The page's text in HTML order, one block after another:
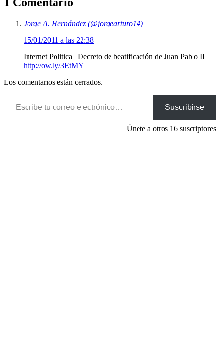
Jorge A. Hernández (@jorgearturo14)
15/01/2011 a las 22:38
Internet Politica | Decreto de beatificación de Juan Pablo II
http://ow.ly/3EtMY
Los comentarios están cerrados.
Escribe tu correo electrónico…
Suscribirse
Únete a otros 16 suscriptores